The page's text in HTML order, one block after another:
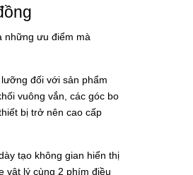
những ưu điểm mà
đối với sản phẩm
vuông vắn, các góc bo
bị trở nên cao cấp
tạo không gian hiển thị
vật lý cùng 2 phím điều